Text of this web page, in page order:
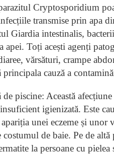
Cryptosporidium
transmise prin apa
Giardia intestinalis,
apei. Toți acești agenți
vărsături, crampe
cauză a
piscine: Această
igienizată. Este
unei eczeme și
costumul de baie. Pe de
la persoane cu pielea